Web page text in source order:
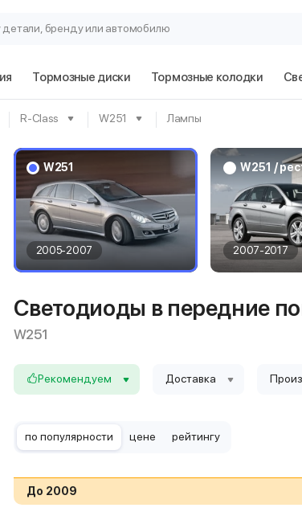
бренду или автомобилю
Тормозные диски Тормозные колодки
R-Class W251 Лампы
W251
2005-2007
W251 /
2007-2017
Светодиоды в передние
W251
Рекомендуем Доставка
по популярности цене рейтингу
До 2009